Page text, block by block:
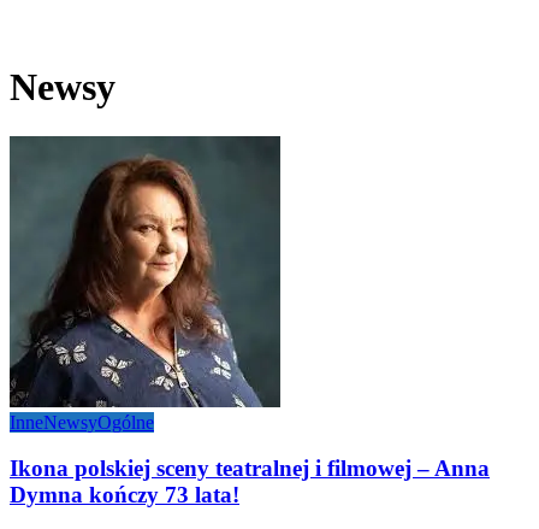
Newsy
InneNewsyOgólne
Ikona polskiej sceny teatralnej i filmowej – Anna
Dymna kończy 73 lata!